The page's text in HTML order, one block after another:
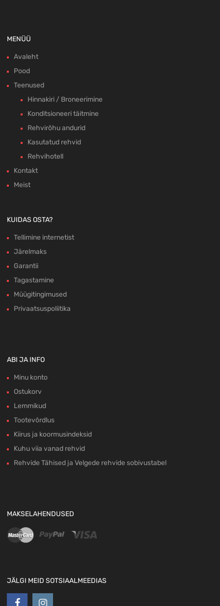
MENÜÜ
Avaleht
Pood
Teenused
Hinnakiri / Broneerimine
Konditsioneeri täitmine
Rehvirõhu andurid
Kasutatud rehvid
Rehvihotell
Kontakt
Meist
KUIDAS OSTA?
Tellimine internetist
Järelmaks
Garantii
Tagastamine
Müügitingimused
Privaatsuspoliitika
ABI JA INFO
Minu konto
Ostukorv
Lemmikud
Tootevõrdlus
Kiirus ja koormusindeksid
Kuhu viia vanad rehvid
Rehvide Tähised ja Velgede rehvide sobivustabel
MAKSELAHENDUSED
JÄLGI MEID SOTSIAALMEEDIAS